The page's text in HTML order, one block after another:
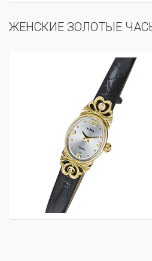
ЖЕНСКИЕ ЗОЛОТЫЕ